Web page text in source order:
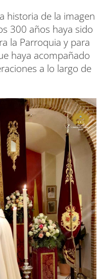
historia de la imagen
300 años haya sido
la Parroquia y para
haya acompañado
a lo largo de